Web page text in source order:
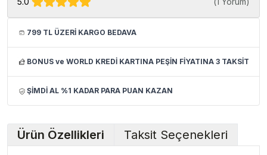
799 TL ÜZERİ KARGO BEDAVA
BONUS ve WORLD KREDİ KARTINA PEŞİN FİYATINA 3 TAKSİT
ŞİMDİ AL %1 KADAR PARA PUAN KAZAN
Ürün Özellikleri Taksit Seçenekleri